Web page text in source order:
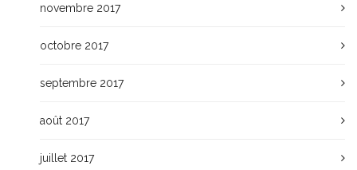
novembre 2017
octobre 2017
septembre 2017
août 2017
juillet 2017